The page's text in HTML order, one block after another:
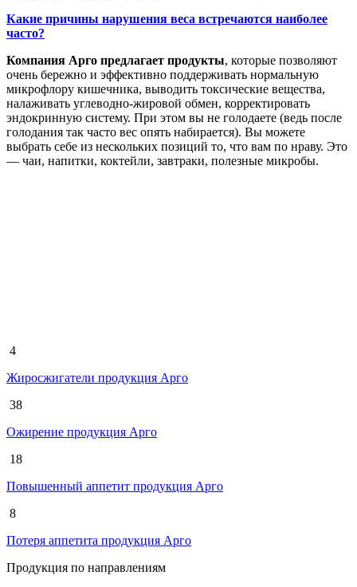
Какие причины нарушения веса встречаются наиболее
часто?
Компания Арго предлагает продукты, которые позволяют
очень бережно и эффективно поддерживать нормальную
микрофлору кишечника, выводить токсические вещества,
налаживать углеводно-жировой обмен, корректировать
эндокринную систему. При этом вы не голодаете (ведь после
голодания так часто вес опять набирается). Вы можете
выбрать себе из нескольких позиций то, что вам по нраву. Это
— чаи, напитки, коктейли, завтраки, полезные микробы.
4
Жиросжигатели продукция Арго
38
Ожирение продукция Арго
18
Повышенный аппетит продукция Арго
8
Потеря аппетита продукция Арго
Продукция по направлениям